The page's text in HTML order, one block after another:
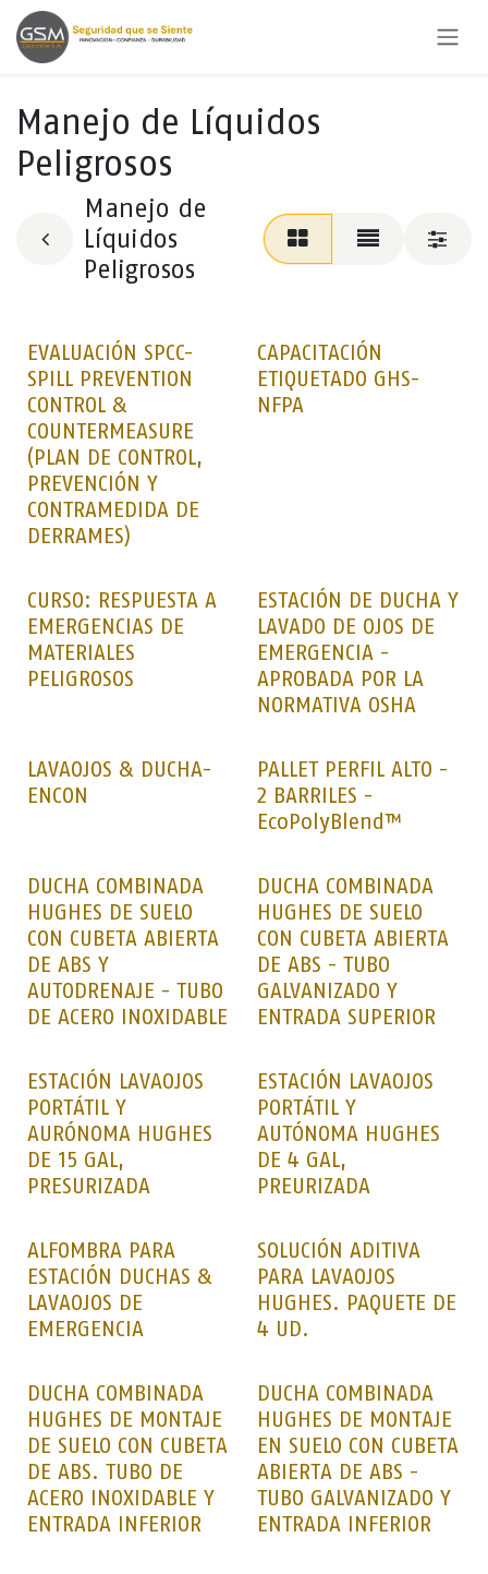
Ir al contenido
Manejo de Líquidos
Peligrosos
Manejo de
Líquidos
Peligrosos
EVALUACIÓN SPCC-
SPILL PREVENTION
CONTROL &
COUNTERMEASURE
(PLAN DE CONTROL,
PREVENCIÓN Y
CONTRAMEDIDA DE
DERRAMES)
CAPACITACIÓN
ETIQUETADO GHS-
NFPA
CURSO: RESPUESTA A
EMERGENCIAS DE
MATERIALES
PELIGROSOS
ESTACIÓN DE DUCHA Y
LAVADO DE OJOS DE
EMERGENCIA -
APROBADA POR LA
NORMATIVA OSHA
LAVAOJOS & DUCHA-
ENCON
PALLET PERFIL ALTO -
2 BARRILES -
EcoPolyBlend™
DUCHA COMBINADA
HUGHES DE SUELO
CON CUBETA ABIERTA
DE ABS Y
AUTODRENAJE - TUBO
DE ACERO INOXIDABLE
DUCHA COMBINADA
HUGHES DE SUELO
CON CUBETA ABIERTA
DE ABS - TUBO
GALVANIZADO Y
ENTRADA SUPERIOR
ESTACIÓN LAVAOJOS
PORTÁTIL Y
AURÓNOMA HUGHES
DE 15 GAL,
PRESURIZADA
ESTACIÓN LAVAOJOS
PORTÁTIL Y
AUTÓNOMA HUGHES
DE 4 GAL,
PREURIZADA
ALFOMBRA PARA
ESTACIÓN DUCHAS &
LAVAOJOS DE
EMERGENCIA
SOLUCIÓN ADITIVA
PARA LAVAOJOS
HUGHES. PAQUETE DE
4 UD.
DUCHA COMBINADA
HUGHES DE MONTAJE
DE SUELO CON CUBETA
DE ABS. TUBO DE
ACERO INOXIDABLE Y
ENTRADA INFERIOR
DUCHA COMBINADA
HUGHES DE MONTAJE
EN SUELO CON CUBETA
ABIERTA DE ABS -
TUBO GALVANIZADO Y
ENTRADA INFERIOR